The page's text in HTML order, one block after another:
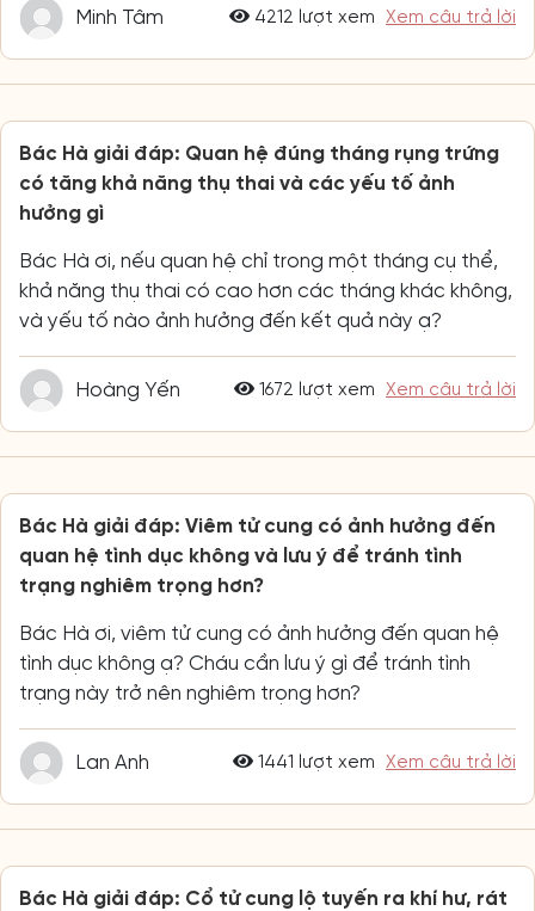
Minh Tâm 4212 lượt xem Xem câu trả lời
Bác Hà giải đáp: Quan hệ đúng tháng rụng trứng
có tăng khả năng thụ thai và các yếu tố ảnh
hưởng gì
Bác Hà ơi, nếu quan hệ chỉ trong một tháng cụ thể,
khả năng thụ thai có cao hơn các tháng khác không,
và yếu tố nào ảnh hưởng đến kết quả này ạ?
Hoàng Yến 1672 lượt xem Xem câu trả lời
Bác Hà giải đáp: Viêm tử cung có ảnh hưởng đến
quan hệ tình dục không và lưu ý để tránh tình
trạng nghiêm trọng hơn?
Bác Hà ơi, viêm tử cung có ảnh hưởng đến quan hệ
tình dục không ạ? Cháu cần lưu ý gì để tránh tình
trạng này trở nên nghiêm trọng hơn?
Lan Anh 1441 lượt xem Xem câu trả lời
Bác Hà giải đáp: Cổ tử cung lộ tuyến ra khí hư, rát